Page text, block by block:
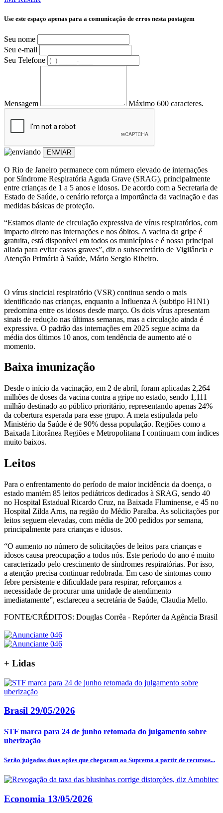
Use este espaço apenas para a comunicação de erros nesta postagem
Seu nome
Seu e-mail
Seu Telefone
Mensagem Máximo 600 caracteres.
ENVIAR
O Rio de Janeiro permanece com número elevado de internações
por Síndrome Respiratória Aguda Grave (SRAG), principalmente
entre crianças de 1 a 5 anos e idosos. De acordo com a Secretaria de
Estado de Saúde, o cenário reforça a importância da vacinação e das
medidas básicas de proteção.
“Estamos diante de circulação expressiva de vírus respiratórios, com
impacto direto nas internações e nos óbitos. A vacina da gripe é
gratuita, está disponível em todos os municípios e é nossa principal
aliada para evitar casos graves”, diz o subsecretário de Vigilância e
Atenção Primária à Saúde, Mário Sergio Ribeiro.
O vírus sincicial respiratório (VSR) continua sendo o mais
identificado nas crianças, enquanto a Influenza A (subtipo H1N1)
predomina entre os idosos desde março. Os dois vírus apresentam
sinais de redução nas últimas semanas, mas a circulação ainda é
expressiva. O padrão das internações em 2025 segue acima da
média dos últimos 10 anos, com tendência de aumento até o
momento.
Baixa imunização
Desde o início da vacinação, em 2 de abril, foram aplicadas 2,264
milhões de doses da vacina contra a gripe no estado, sendo 1,111
milhão destinado ao público prioritário, representando apenas 24%
da cobertura esperada para esse grupo. A meta estipulada pelo
Ministério da Saúde é de 90% dessa população. Regiões como a
Baixada Litorânea Regiões e Metropolitana I continuam com índices
muito baixos.
Leitos
Para o enfrentamento do período de maior incidência da doença, o
estado mantém 85 leitos pediátricos dedicados à SRAG, sendo 40
no Hospital Estadual Ricardo Cruz, na Baixada Fluminense, e 45 no
Hospital Zilda Arns, na região do Médio Paraíba. As solicitações por
leitos seguem elevadas, com média de 200 pedidos por semana,
principalmente para crianças e idosos.
“O aumento no número de solicitações de leitos para crianças e
idosos causa preocupação a todos nós. Este período do ano é muito
caracterizado pelo crescimento de síndromes respiratórias. Por isso,
a atenção precisa continuar redobrada. Em caso de sintomas como
febre persistente e dificuldade para respirar, reforçamos a
necessidade de procurar uma unidade de atendimento
imediatamente”, esclareceu a secretária de Saúde, Claudia Mello.
FONTE/CRÉDITOS: Douglas Corrêa - Repórter da Agência Brasil
+ Lidas
Brasil 29/05/2026
STF marca para 24 de junho retomada do julgamento sobre
uberização
Serão julgadas duas ações que chegaram ao Supremo a partir de recursos...
Economia 13/05/2026